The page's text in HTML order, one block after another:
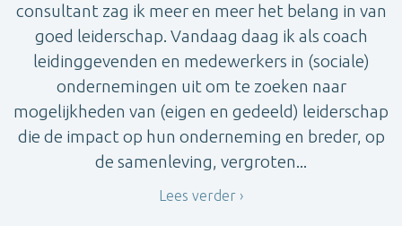
consultant zag ik meer en meer het belang in van
goed leiderschap. Vandaag daag ik als coach
leidinggevenden en medewerkers in (sociale)
ondernemingen uit om te zoeken naar
mogelijkheden van (eigen en gedeeld) leiderschap
die de impact op hun onderneming en breder, op
de samenleving, vergroten...
Lees verder